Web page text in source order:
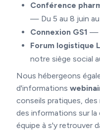
Conférence
— Du 5 au 8 juin au
Connexion GS1 —
Forum logistique
notre siège social
Nous hébergeons
d'informations
conseils pratiques,
des informations sur
équipe à s'y retrouver